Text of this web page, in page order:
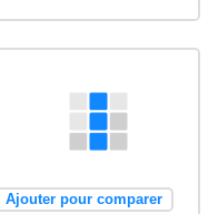
Ajouter pour comparer